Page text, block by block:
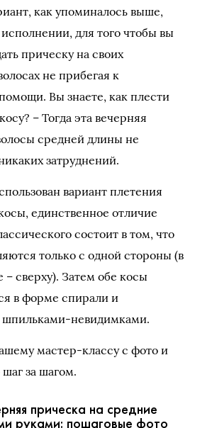
как упоминалось выше,
для того чтобы вы
прическу на своих
не прибегая к
Вы знаете, как плести
– Тогда эта вечерняя
средней длины не
затруднений.
вариант плетения
единственное отличие
состоит в том, что
только с одной стороны (в
– сверху). Затем обе косы
в форме спирали и
шпильками-невидимками.
мастер-классу с фото и
за шагом.
прическа на средние
руками: пошаговые фото